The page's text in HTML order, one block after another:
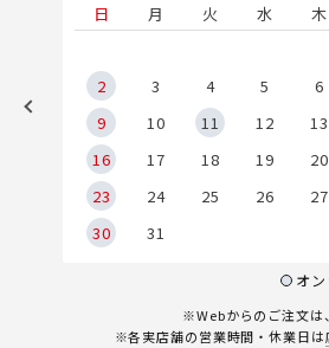
日
月 火 水 木
2
3 4 5 6
9
10 11 12 13
16
17 18 19 20
23
24 25 26 27
30
31
オ
※Webからのご注文は
※各実店舗の営業時間・休業日は